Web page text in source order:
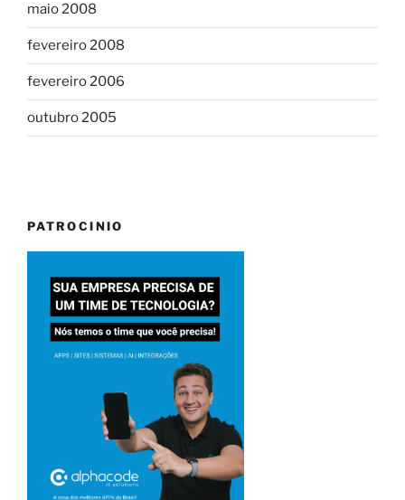
maio 2008
fevereiro 2008
fevereiro 2006
outubro 2005
PATROCINIO